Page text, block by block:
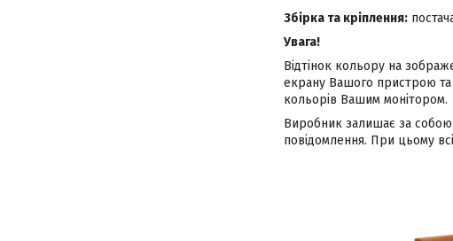
Збірка та кріплення:
Увага!
Відтінок кольору на
екрану Вашого пристрою та
кольорів Вашим монітором.
Виробник залишає за собою
повідомлення. При цьому